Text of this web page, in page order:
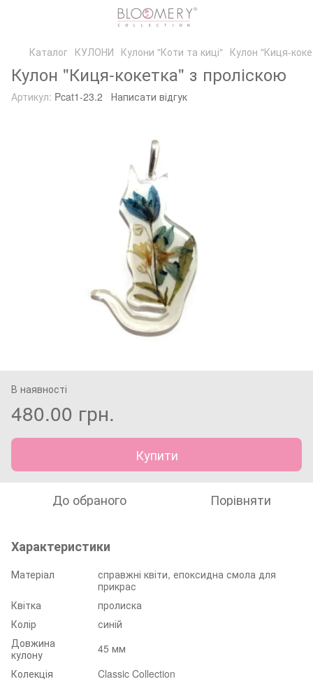
Каталог КУЛОНИ Кулони "Коти та киці" Кулон "Киця-
Кулон "Киця-кокетка" з проліскою
Артикул: Pcat1-23.2 Написати відгук
В наявності
480.00 грн.
Купити
До обраного Порівняти
Характеристики
Матеріал
справжні квіти, епоксидна смола для
прикрас
Квітка
пролиска
Колір
синій
Довжина
кулону
45 мм
Колекція
Classic Collection